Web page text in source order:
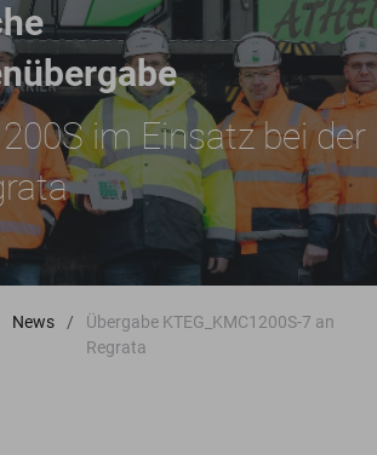
im Einsatz bei der
News
Übergabe KTEG_KMC1200S-7 an
Regrata